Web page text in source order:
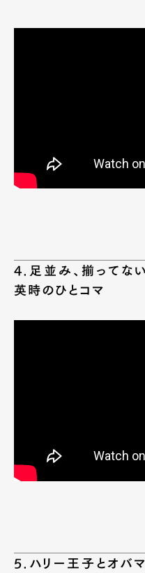
4.足並み、揃ってな
英時のひとコマ
5.ハリー王子とオバ